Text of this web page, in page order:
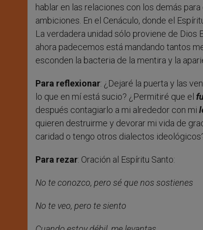
hablar en las relaciones con los demás
ambiciones. En el Cenáculo, donde el
La verdadera unidad sólo proviene de Dios
ahora padecemos está mandando tantos
esconden la bacteria de la mentira y la
Para reflexionar: ¿Dejaré la puerta y las
lo que en mí está sucio? ¿Permitiré que el
después contagiarlo a mi alrededor con mi
quieren destruirme y devorar mi vida de
caridad o tengo otros dialectos
Para rezar: Oración al Espíritu Santo:
No te conozco, pero sé que nos sostienes
No te veo, pero te siento